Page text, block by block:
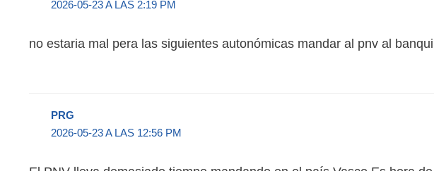
2026-05-23 A LAS 2:19 PM
no estaria mal pera las siguientes autonómicas mandar al pnv al
PRG
2026-05-23 A LAS 12:56 PM